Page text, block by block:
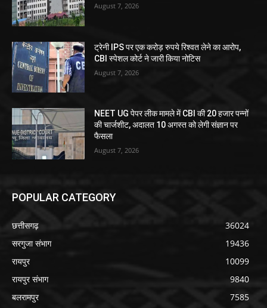
August 7, 2026
ट्रेनी IPS पर एक करोड़ रुपये रिश्वत लेने का आरोप,
CBI स्पेशल कोर्ट ने जारी किया नोटिस
August 7, 2026
NEET UG पेपर लीक मामले में CBI की 20 हजार पन्नों
की चार्जशीट, अदालत 10 अगस्त को लेगी संज्ञान पर
फैसला
August 7, 2026
POPULAR CATEGORY
छत्तीसगढ़
36024
सरगुजा संभाग
19436
रायपुर
10099
रायपुर संभाग
9840
बलरामपुर
7585